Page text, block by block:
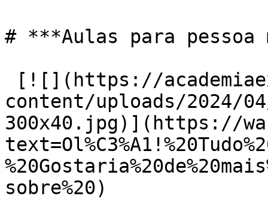
# ***Aulas para pessoa
content/uploads/2024/
300x40.jpg)](https://
sobre%20)